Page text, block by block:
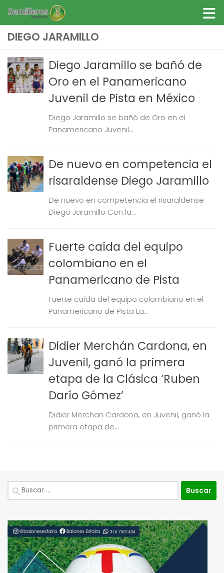
Saltar al contenido
DIEGO JARAMILLO
Diego Jaramillo se bañó de
Oro en el Panamericano
Juvenil de Pista en México
Diego Jaramillo se bañó de Oro en el
Panamericano Juvenil...
De nuevo en competencia el
risaraldense Diego Jaramillo
De nuevo en competencia el risaraldense
Diego Jaramillo Con la...
Fuerte caída del equipo
colombiano en el
Panamericano de Pista
Fuerte caída del equipo colombiano en el
Panamericano de Pista La...
Didier Merchán Cardona, en
Juvenil, ganó la primera
etapa de la Clásica ‘Ruben
Darío Gómez’
Didier Merchan Cardona, en Juvenil, ganó la
primera etapa de...
Buscar: